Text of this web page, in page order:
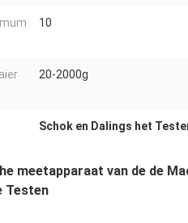
10
20-2000g
Schok en Dalings het
meetapparaat van de de
Testen